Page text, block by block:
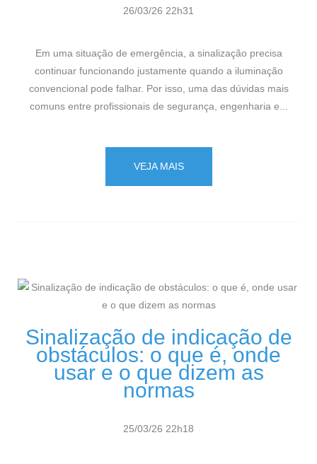
26/03/26 22h31
Em uma situação de emergência, a sinalização precisa
continuar funcionando justamente quando a iluminação
convencional pode falhar. Por isso, uma das dúvidas mais
comuns entre profissionais de segurança, engenharia e...
VEJA MAIS
Sinalização de indicação de
obstáculos: o que é, onde
usar e o que dizem as
normas
25/03/26 22h18